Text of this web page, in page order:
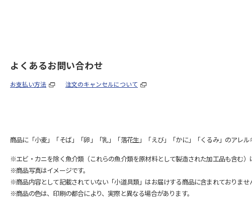
よくあるお問い合わせ
お支払い方法 注文のキャンセルについて
商品に「小麦」「そば」「卵」「乳」「落花生」「えび」「かに」「くるみ」のアレル
※エビ・カニを除く魚介類（これらの魚介類を原材料として製造された加工品も含む
※商品写真はイメージです。
※商品内容として記載されていない「小道具類」はお届けする商品に含まれておりませ
※商品の色は、印刷の都合により、実際と異なる場合があります。